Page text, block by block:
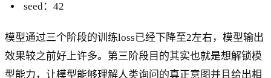
seed：42
模型通过三个阶段的训练loss已经下降至2左右，模型输出
效果较之前好上许多。第三阶段目的其实也就是想解锁模
型能力，让模型能够理解人类询问的真正意图并且给出相